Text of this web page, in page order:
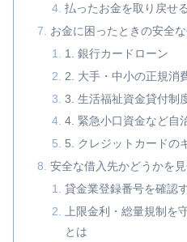
払ったお金を取り戻せ
お金に困ったときの安全
1. 銀行カードローン
2. 大手・中小の正規消
3. 生活福祉資金貸付制
4. 緊急小口資金など自
5. クレジットカードの
安全な借入先かどうかを
貸金業登録番号を確認
上限金利・総量規制を
とは